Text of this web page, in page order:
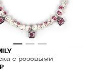
с розовыми
₽